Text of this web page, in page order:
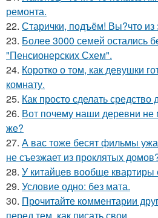
ремонта.
22. Старички, подъём! Вы?что из
23. Более 3000 семей остались
"Пенсионерских Схем".
24. Коротко о том, как девушки
комнату.
25. Как просто сделать средство
26. Вот почему наши деревни не
же?
27. А вас тоже бесят фильмы
не съезжает из проклятых
28. У китайцев вообще квартиры
29. Условие одно: без мата.
30. Прочитайте комментарии